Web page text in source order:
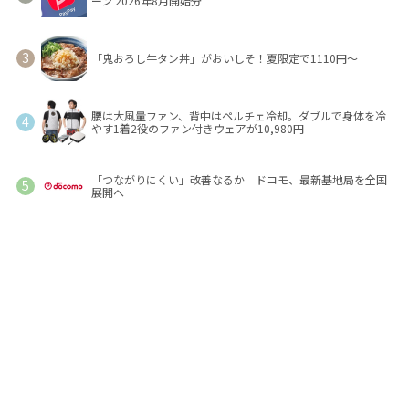
「鬼おろし牛タン丼」がおいしそ！夏限定で1110円～
腰は大風量ファン、背中はペルチェ冷却。ダブルで身体を冷
やす1着2役のファン付きウェアが10,980円
「つながりにくい」改善なるか ドコモ、最新基地局を全国
展開へ